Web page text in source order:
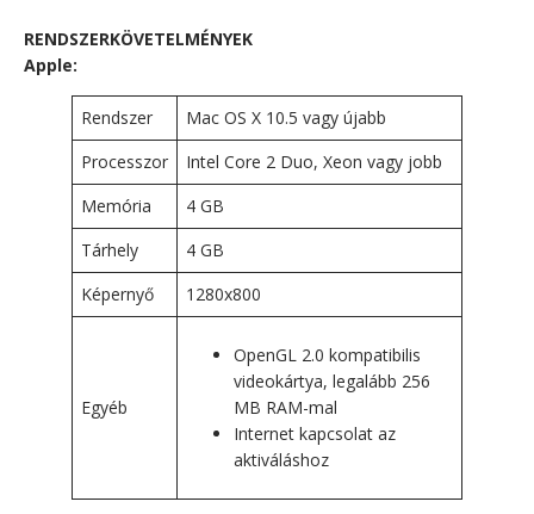
RENDSZERKÖVETELMÉNYEK
Apple:
Rendszer
Mac OS X 10.5 vagy újabb
Processzor
Intel Core 2 Duo, Xeon vagy jobb
Memória
4 GB
Tárhely
4 GB
Képernyő
1280x800
Egyéb
OpenGL 2.0 kompatibilis
videokártya, legalább 256
MB RAM-mal
Internet kapcsolat az
aktiváláshoz